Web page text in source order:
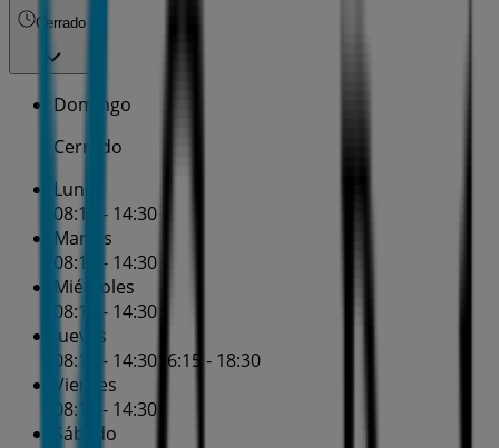
Cerrado
Domingo
Cerrado
Lunes
08:15 - 14:30
Martes
08:15 - 14:30
Miércoles
08:15 - 14:30
Jueves
08:15 - 14:30 16:15 - 18:30
Viernes
08:15 - 14:30
Sábado